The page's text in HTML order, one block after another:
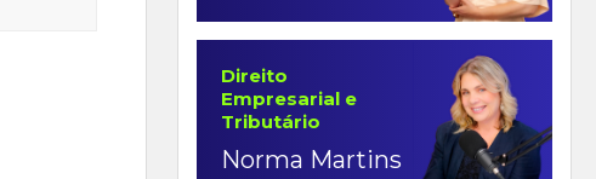
Direito
Empresarial e
Tributário
Norma Martins